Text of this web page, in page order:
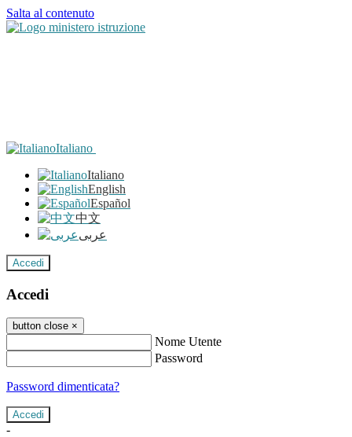
Salta al contenuto
Italiano
Italiano
English
Español
中文
عربى
Accedi
Accedi
button close ×
Nome Utente
Password
Password dimenticata?
-